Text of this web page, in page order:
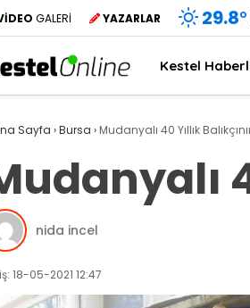
GALERİ YAZARLAR 29.8°
Kestel
Sayfa ›Bursa › Mudanyalı 40 Yıllık
nida incel
18-05-2021 12:47